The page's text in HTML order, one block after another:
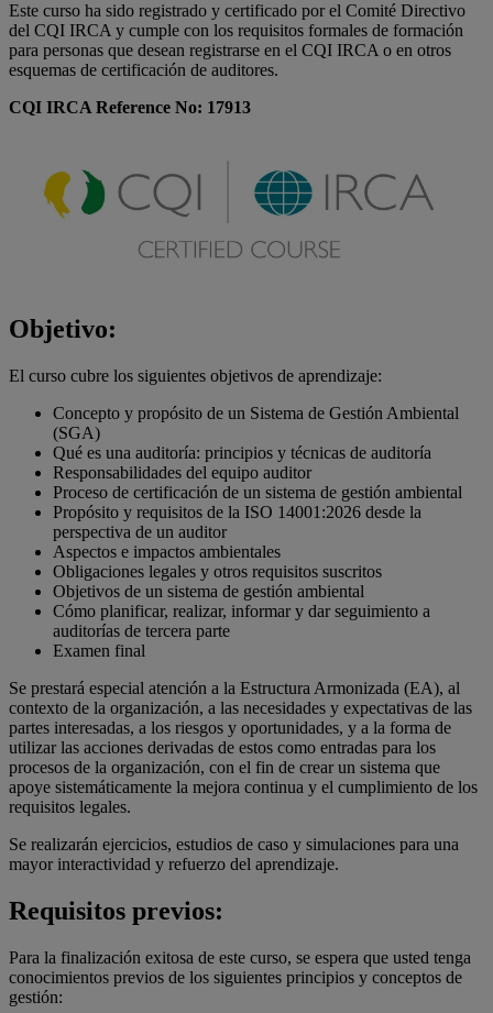
Este curso ha sido registrado y certificado por el Comité Directivo
del CQI IRCA y cumple con los requisitos formales de formación
para personas que desean registrarse en el CQI IRCA o en otros
esquemas de certificación de auditores.
CQI IRCA Reference No: 17913
Objetivo:
El curso cubre los siguientes objetivos de aprendizaje:
Concepto y propósito de un Sistema de Gestión Ambiental
(SGA)
Qué es una auditoría: principios y técnicas de auditoría
Responsabilidades del equipo auditor
Proceso de certificación de un sistema de gestión ambiental
Propósito y requisitos de la ISO 14001:2026 desde la
perspectiva de un auditor
Aspectos e impactos ambientales
Obligaciones legales y otros requisitos suscritos
Objetivos de un sistema de gestión ambiental
Cómo planificar, realizar, informar y dar seguimiento a
auditorías de tercera parte
Examen final
Se prestará especial atención a la Estructura Armonizada (EA), al
contexto de la organización, a las necesidades y expectativas de las
partes interesadas, a los riesgos y oportunidades, y a la forma de
utilizar las acciones derivadas de estos como entradas para los
procesos de la organización, con el fin de crear un sistema que
apoye sistemáticamente la mejora continua y el cumplimiento de los
requisitos legales.
Se realizarán ejercicios, estudios de caso y simulaciones para una
mayor interactividad y refuerzo del aprendizaje.
Requisitos previos:
Para la finalización exitosa de este curso, se espera que usted tenga
conocimientos previos de los siguientes principios y conceptos de
gestión: